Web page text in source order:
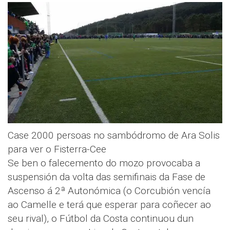
Case 2000 persoas no sambódromo de Ara Solis
para ver o Fisterra-Cee
Se ben o falecemento do mozo provocaba a
suspensión da volta das semifinais da Fase de
Ascenso á 2ª Autonómica (o Corcubión vencía
ao Camelle e terá que esperar para coñecer ao
seu rival), o Fútbol da Costa continuou dun